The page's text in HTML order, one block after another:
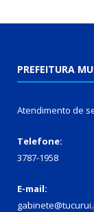
PREFEITURA
Atendimento de
Telefone:
3787-1958
E-mail: